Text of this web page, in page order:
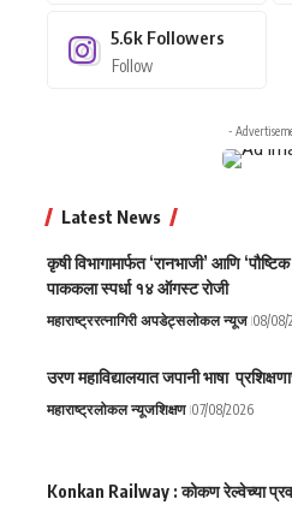
5.6k Followers
Follow
-
Latest News
कृषी विभागामार्फत ‘रानभाजी’ आणि
पाककला स्पर्धा १४ ऑगस्ट रोजी
महाराष्ट्ररत्नागिरी अपडेट्सलोकल न्यूज 08/08/
उरण महाविद्यालयात जपानी भाषा
महाराष्ट्रलोकल न्यूजशिक्षण 07/08/2026
Konkan Railway : कोकण रेल्वेच्या